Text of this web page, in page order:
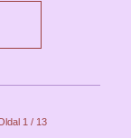
1 / 13